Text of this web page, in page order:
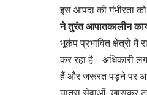
इस आपदा की गंभीरता
ने तुरंत आपातकालीन
भूकंप प्रभावित क्षेत्रों में
कर रहा है। अधिकारी
हैं और जरूरत पड़ने पर
यात्रा सेवाओं, खासकर